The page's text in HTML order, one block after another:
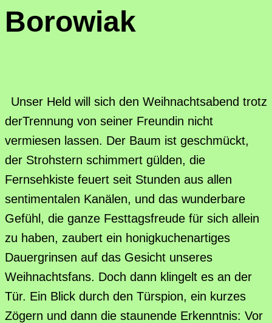
Borowiak
Unser Held will sich den Weihnachtsabend trotz
derTrennung von seiner Freundin nicht
vermiesen lassen. Der Baum ist geschmückt,
der Strohstern schimmert gülden, die
Fernsehkiste feuert seit Stunden aus allen
sentimentalen Kanälen, und das wunderbare
Gefühl, die ganze Festtagsfreude für sich allein
zu haben, zaubert ein honigkuchenartiges
Dauergrinsen auf das Gesicht unseres
Weihnachtsfans. Doch dann klingelt es an der
Tür. Ein Blick durch den Türspion, ein kurzes
Zögern und dann die staunende Erkenntnis: Vor